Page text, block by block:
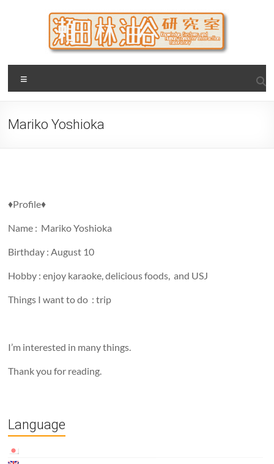
瀬田・林・油谷研究室
大阪公立大学 大学院 情報学研究科 学際情報学専攻 / 大阪府
立大学 理学部 情報数理科学科(大学院 理学系研究科 情報数理
Mariko Yoshioka
♦︎Profile♦︎
Name : Mariko Yoshioka
Birthday : August 10
Hobby : enjoy karaoke, delicious foods, and USJ
Things I want to do : trip
I’m interested in many things.
Thank you for reading.
Language